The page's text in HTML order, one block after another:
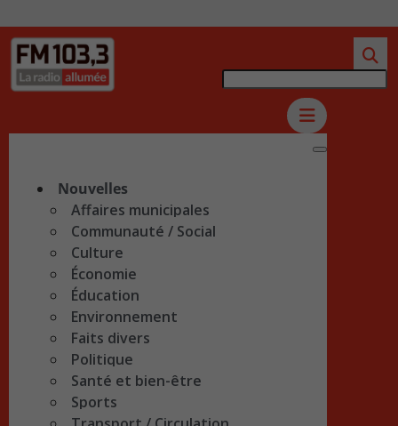
Nouvelles
Affaires municipales
Communauté / Social
Culture
Économie
Éducation
Environnement
Faits divers
Politique
Santé et bien-être
Sports